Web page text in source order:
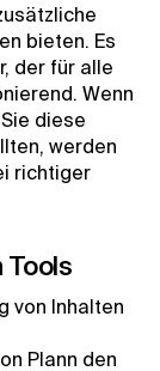
bieten. Es
der für alle
Wenn
diese
werden
richtiger
Tools
von Inhalten
Plann den